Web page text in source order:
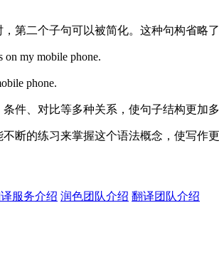
第二个子句可以被简化。这种句构省略
on my mobile phone.
phone.
件、对比等多种关系，使句子结构更加
断的练习来掌握这个语法概念，使写作更
服务介绍 润色团队介绍 翻译团队介绍